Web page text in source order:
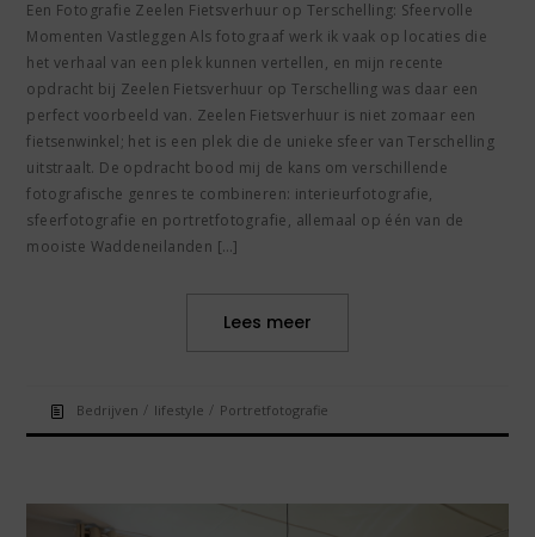
Een Fotografie Zeelen Fietsverhuur op Terschelling: Sfeervolle
Momenten Vastleggen Als fotograaf werk ik vaak op locaties die
het verhaal van een plek kunnen vertellen, en mijn recente
opdracht bij Zeelen Fietsverhuur op Terschelling was daar een
perfect voorbeeld van. Zeelen Fietsverhuur is niet zomaar een
fietsenwinkel; het is een plek die de unieke sfeer van Terschelling
uitstraalt. De opdracht bood mij de kans om verschillende
fotografische genres te combineren: interieurfotografie,
sfeerfotografie en portretfotografie, allemaal op één van de
mooiste Waddeneilanden […]
Lees meer
Bedrijven / lifestyle / Portretfotografie